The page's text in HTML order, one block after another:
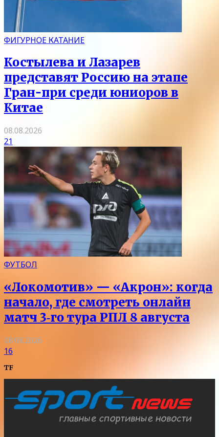
ФИГУРНОЕ КАТАНИЕ
Костылева и Лазарев
представят Россию на этапе
Гран-при среди юниоров в
Китае
08.08.2026
21
ФУТБОЛ
«Локомотив» — «Акрон»: когда
начало, где смотреть онлайн
матч 3‑го тура РПЛ 8 августа
08.08.2026
16
TF